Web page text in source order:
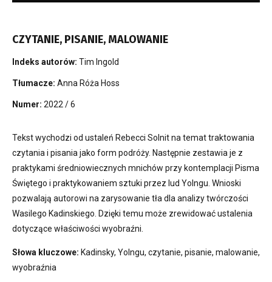
CZYTANIE, PISANIE, MALOWANIE
Indeks autorów: Tim Ingold
Tłumacze: Anna Róża Hoss
Numer: 2022 / 6
Tekst wychodzi od ustaleń Rebecci Solnit na temat traktowania
czytania i pisania jako form podróży. Następnie zestawia je z
praktykami średniowiecznych mnichów przy kontemplacji Pisma
Świętego i praktykowaniem sztuki przez lud Yolngu. Wnioski
pozwalają autorowi na zarysowanie tła dla analizy twórczości
Wasilego Kadinskiego. Dzięki temu może zrewidować ustalenia
dotyczące właściwości wyobraźni.
Słowa kluczowe: Kadinsky, Yolngu, czytanie, pisanie, malowanie,
wyobraźnia